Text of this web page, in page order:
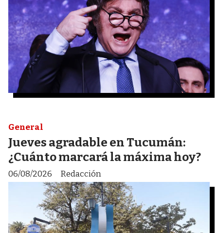
Jueves agradable en Tucumán:
¿Cuánto marcará la máxima hoy?
Redacción
General
06/08/2026